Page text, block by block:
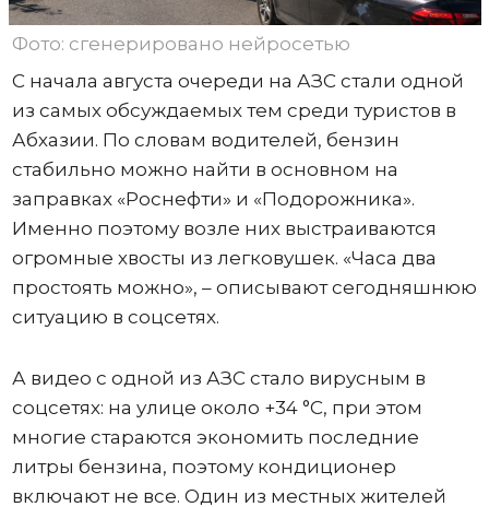
Фото: сгенерировано нейросетью
С начала августа очереди на АЗС стали одной
из самых обсуждаемых тем среди туристов в
Абхазии. По словам водителей, бензин
стабильно можно найти в основном на
заправках «Роснефти» и «Подорожника».
Именно поэтому возле них выстраиваются
огромные хвосты из легковушек. «Часа два
простоять можно», – описывают сегодняшнюю
ситуацию в соцсетях.
А видео с одной из АЗС стало вирусным в
соцсетях: на улице около +34 °C, при этом
многие стараются экономить последние
литры бензина, поэтому кондиционер
включают не все. Один из местных жителей